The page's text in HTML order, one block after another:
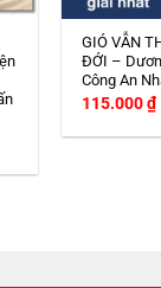
GIÓ VẪN
ĐỚI –
Công An
115.000₫